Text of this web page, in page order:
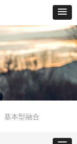
基本型融合